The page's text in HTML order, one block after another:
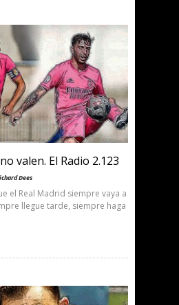
valen. El Radio 2.123
Dees
el Real Madrid siempre vaya a
llegue tarde, siempre haga